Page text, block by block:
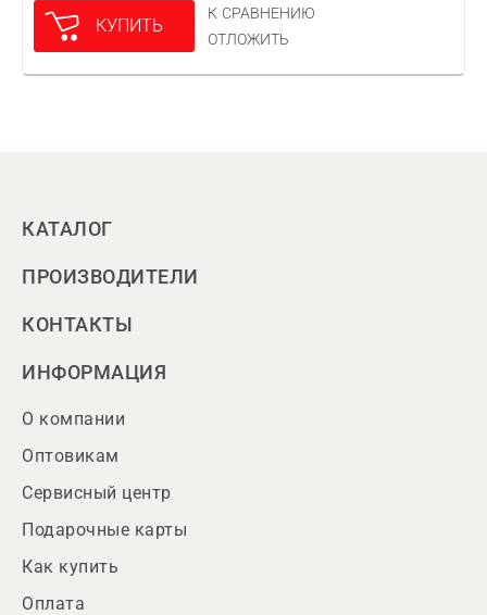
КУПИТЬ
К СРАВНЕНИЮ
ОТЛОЖИТЬ
КАТАЛОГ
ПРОИЗВОДИТЕЛИ
КОНТАКТЫ
ИНФОРМАЦИЯ
О компании
Оптовикам
Сервисный центр
Подарочные карты
Как купить
Оплата